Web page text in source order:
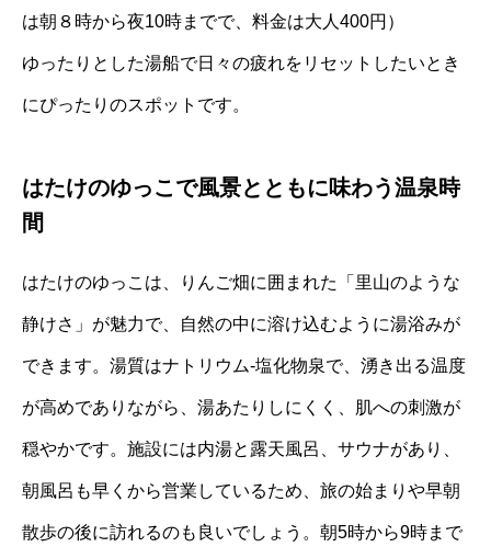
は朝８時から夜10時までで、料金は大人400円）
ゆったりとした湯船で日々の疲れをリセットしたいとき
にぴったりのスポットです。
はたけのゆっこで風景とともに味わう温泉時
間
はたけのゆっこは、りんご畑に囲まれた「里山のような
静けさ」が魅力で、自然の中に溶け込むように湯浴みが
できます。湯質はナトリウム‐塩化物泉で、湧き出る温度
が高めでありながら、湯あたりしにくく、肌への刺激が
穏やかです。施設には内湯と露天風呂、サウナがあり、
朝風呂も早くから営業しているため、旅の始まりや早朝
散歩の後に訪れるのも良いでしょう。朝5時から9時まで